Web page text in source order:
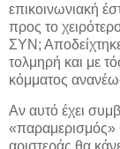
επικοινωνιακή
προς το
ΣΥΝ;
τολμηρή και με
κόμματος
Αν αυτό έχει
«παραμερισμός»